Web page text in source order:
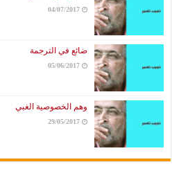
04/07/2017
ضائع في الترجمة
05/06/2017
وهم الخصوصية الغبي
29/05/2017